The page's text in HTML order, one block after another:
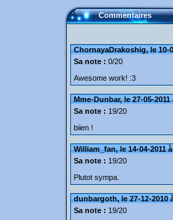
Commentaires
ChornayaDrakoshig, le 10-
Sa note : 0/20
Awesome work! :3
Mme-Dunbar, le 27-05-2011
Sa note : 19/20
biien !
William_fan, le 14-04-2011
Sa note : 19/20
Plutot sympa.
dunbargoth, le 27-12-2010
Sa note : 19/20